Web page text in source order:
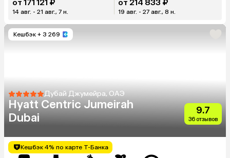
от 171 121 ₽
14 авг. - 21 авг., 7 н.
от 214 833 ₽
19 авг. - 27 авг., 8 н.
Кешбэк + 3 269
Дубай Джумейра, ОАЭ
Hyatt Centric Jumeirah
Dubai
9.7
36 отзывов
Кешбэк 4% по карте Т-Банка